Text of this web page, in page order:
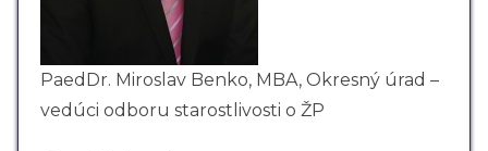
PaedDr. Miroslav Benko, MBA, Okresný úrad –
vedúci odboru starostlivosti o ŽP